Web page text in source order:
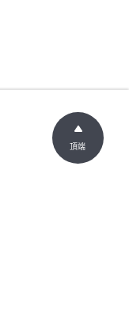
頂端